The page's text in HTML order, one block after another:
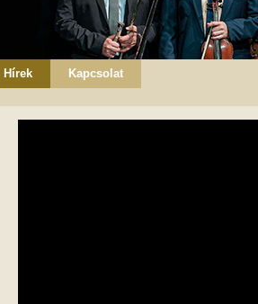
Hírek Kapcsolat